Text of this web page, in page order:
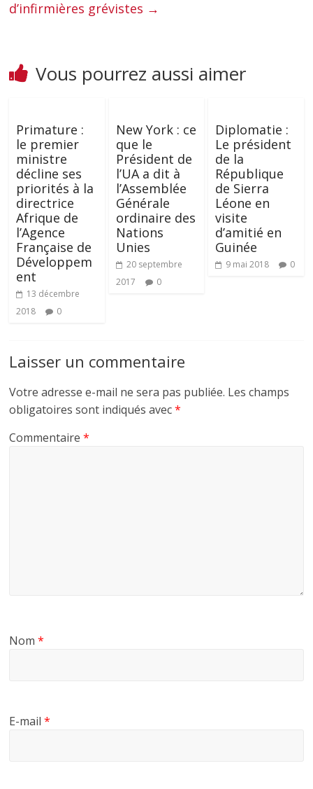
d’infirmières grévistes →
Vous pourrez aussi aimer
Primature :
le premier
ministre
décline ses
priorités à la
directrice
Afrique de
l’Agence
Française de
Développem
ent
13 décembre
2018
0
New York : ce
que le
Président de
l’UA a dit à
l’Assemblée
Générale
ordinaire des
Nations
Unies
20 septembre
2017
0
Diplomatie :
Le président
de la
République
de Sierra
Léone en
visite
d’amitié en
Guinée
9 mai 2018 0
Laisser un commentaire
Votre adresse e-mail ne sera pas publiée. Les champs
obligatoires sont indiqués avec*
Commentaire*
Nom*
E-mail*